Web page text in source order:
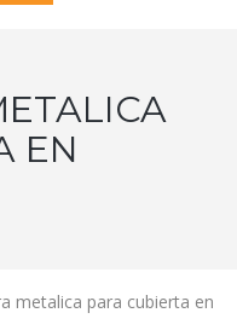
EN
metalica para cubierta en